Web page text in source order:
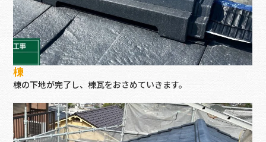
棟
棟の下地が完了し、棟瓦をおさめていきます。